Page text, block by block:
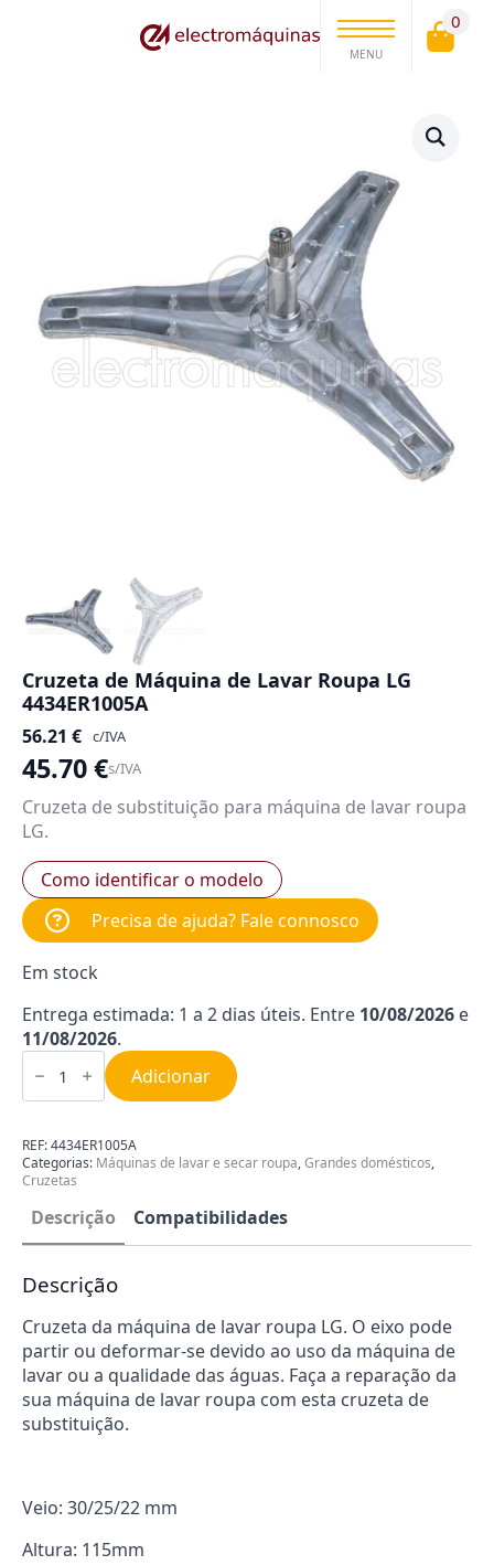
MENU
0
Cruzeta de Máquina de Lavar Roupa LG
4434ER1005A
56.21 € c/IVA
45.70€s/IVA
Cruzeta de substituição para máquina de lavar roupa
LG.
Como identificar o modelo
Precisa de ajuda? Fale connosco
Em stock
Entrega estimada: 1 a 2 dias úteis. Entre 10/08/2026 e
11/08/2026.
Quantidade
de
de
de
Lavar
Roupa
LG
4434ER1005A
Adicionar
REF:4434ER1005A
Categorias: Máquinas de lavar e secar roupa,Grandes domésticos,
Cruzetas
Descrição Compatibilidades
Descrição
Cruzeta da máquina de lavar roupa LG. O eixo pode
partir ou deformar-se devido ao uso da máquina de
lavar ou a qualidade das águas. Faça a reparação da
sua máquina de lavar roupa com esta cruzeta de
substituição.
Veio: 30/25/22 mm
Altura: 115mm